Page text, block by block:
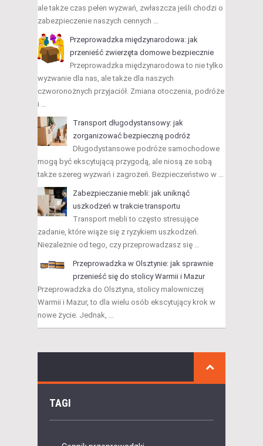
ale także czas pełen wyzwań, zwłaszcza jeśli chodzi o
zabezpieczenie naszych cennych …
Przeprowadzka międzynarodowa: jak
przenieść zwierzęta domowe bezpiecznie
Przeprowadzka międzynarodowa to nie tylko
wyzwanie dla nas, ale także dla naszych
czworonożnych przyjaciół. Zmiana otoczenia, podróże
i …
Transport długodystansowy: jak
zorganizować bezpieczną podróż
Długodystansowe podróże samochodowe
mogą być ekscytującą przygodą, ale niosą ze sobą
także szereg wyzwań i zagrożeń. Bezpieczeństwo w …
Zabezpieczanie mebli: jak uniknąć
uszkodzeń w trakcie transportu
Transport mebli to często stresujące
zadanie, które wiąże się z ryzykiem uszkodzeń.
Niezależnie od tego, czy przeprowadzasz się …
Przeprowadzka w Olsztynie: jak sprawnie
przenieść się do stolicy Warmii i Mazur
Przeprowadzka do Olsztyna, stolicy malowniczej
Warmii i Mazur, to dla wielu osób ekscytujący krok w
nowe życie. Jednak, …
TAGI